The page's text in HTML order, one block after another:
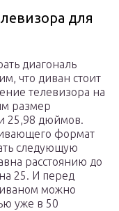
для
диагональ
что диван стоит
телевизора на
размер
25,98 дюймов.
формат
следующую
расстоянию до
25. И перед
можно
уже в 50